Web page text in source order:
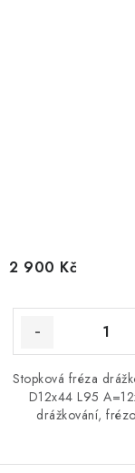
2 900 Kč
Stopková fréza
D12x44 L95
drážkování,